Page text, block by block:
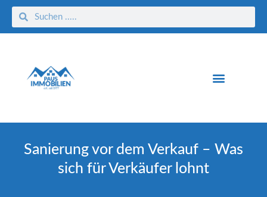
Sanierung vor dem Verkauf – Was
sich für Verkäufer lohnt